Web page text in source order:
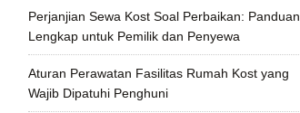
Perjanjian Sewa Kost Soal Perbaikan: Panduan
Lengkap untuk Pemilik dan Penyewa
Aturan Perawatan Fasilitas Rumah Kost yang
Wajib Dipatuhi Penghuni